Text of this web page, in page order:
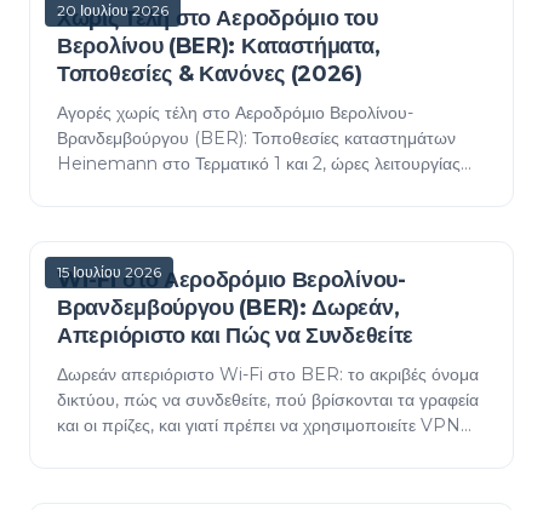
20 Ιουλίου 2026
Χωρίς Τέλη στο Αεροδρόμιο του
Βερολίνου (BER): Καταστήματα,
Τοποθεσίες & Κανόνες (2026)
Αγορές χωρίς τέλη στο Αεροδρόμιο Βερολίνου-
Βρανδεμβούργου (BER): Τοποθεσίες καταστημάτων
Heinemann στο Τερματικό 1 και 2, ώρες λειτουργίας
15 Ιουλίου 2026
Wi-Fi στο Αεροδρόμιο Βερολίνου-
Βρανδεμβούργου (BER): Δωρεάν,
Απεριόριστο και Πώς να Συνδεθείτε
Δωρεάν απεριόριστο Wi-Fi στο BER: το ακριβές όνομα
δικτύου, πώς να συνδεθείτε, πού βρίσκονται τα γραφεία
και οι πρίζες, και γιατί πρέπει να χρησιμοποιείτε VPN